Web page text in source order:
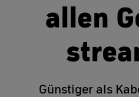
allen
Günstiger als